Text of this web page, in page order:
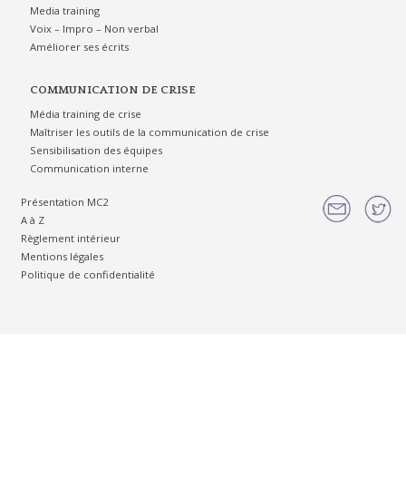
Media training
Voix – Impro – Non verbal
Améliorer ses écrits
COMMUNICATION DE CRISE
Média training de crise
Maîtriser les outils de la communication de crise
Sensibilisation des équipes
Communication interne
Présentation MC2
A à Z
Règlement intérieur
Mentions légales
Politique de confidentialité